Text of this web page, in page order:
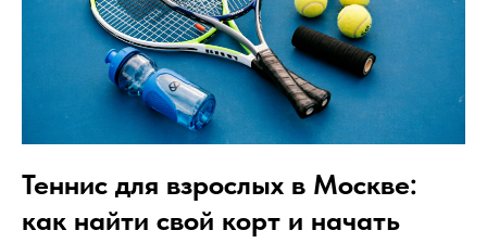
Теннис для взрослых в Москве:
как найти свой корт и начать